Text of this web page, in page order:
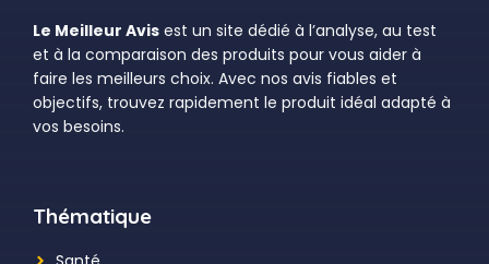
Le Meilleur Avis est un site dédié à l’analyse, au test
et à la comparaison des produits pour vous aider à
faire les meilleurs choix. Avec nos avis fiables et
objectifs, trouvez rapidement le produit idéal adapté à
vos besoins.
Thématique